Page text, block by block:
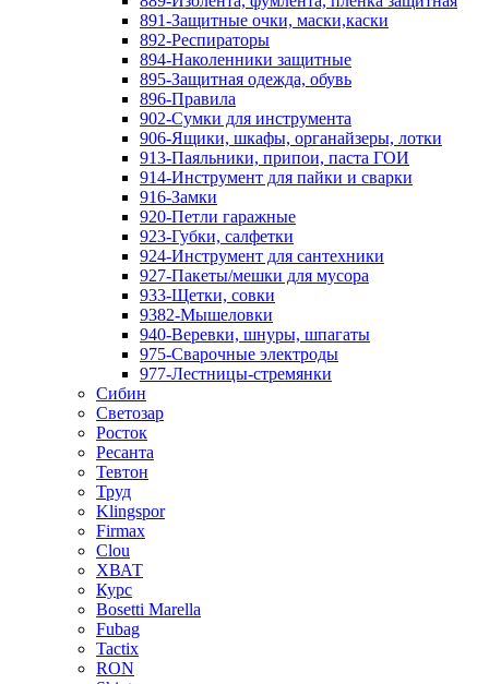
891-Защитные очки, маски,каски
892-Респираторы
894-Наколенники защитные
895-Защитная одежда, обувь
896-Правила
902-Сумки для инструмента
906-Ящики, шкафы, органайзеры, лотки
913-Паяльники, припои, паста ГОИ
914-Инструмент для пайки и сварки
916-Замки
920-Петли гаражные
923-Губки, салфетки
924-Инструмент для сантехники
927-Пакеты/мешки для мусора
933-Щетки, совки
9382-Мышеловки
940-Веревки, шнуры, шпагаты
975-Сварочные электроды
977-Лестницы-стремянки
Сибин
Светозар
Росток
Ресанта
Тевтон
Труд
Klingspor
Firmax
Clou
XВАТ
Курс
Bosetti Marella
Fubag
Tactix
RON